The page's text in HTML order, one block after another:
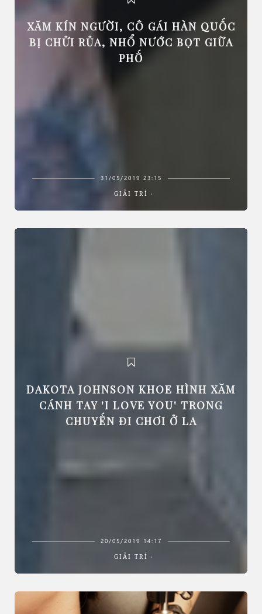
XĂM KÍN NGƯỜI, CÔ GÁI HÀN QUỐC
BỊ CHỬI RỦA, NHỔ NƯỚC BỌT GIỮA
PHỐ
31/05/2019 23:15
GIẢI TRÍ
DAKOTA JOHNSON KHOE HÌNH XĂM
CÁNH TAY 'I LOVE YOU' TRONG
CHUYẾN ĐI CHƠI Ở LA
20/05/2019 14:17
GIẢI TRÍ